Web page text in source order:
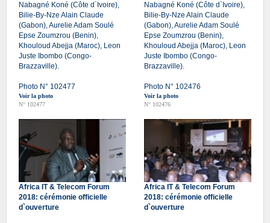
Nabagné Koné (Côte d`Ivoire),
Bilie-By-Nze Alain Claude
(Gabon), Aurelie Adam Soulé
Epse Zoumzrou (Benin),
Khouloud Abejja (Maroc), Leon
Juste Ibombo (Congo-
Brazzaville).
Photo N° 102477
Voir la photo
N° 102477
Nabagné Koné (Côte d`Ivoire),
Bilie-By-Nze Alain Claude
(Gabon), Aurelie Adam Soulé
Epse Zoumzrou (Benin),
Khouloud Abejja (Maroc), Leon
Juste Ibombo (Congo-
Brazzaville).
Photo N° 102476
Voir la photo
N° 102476
Africa IT & Telecom Forum
2018: cérémonie officielle
d`ouverture
Africa IT & Telecom Forum
2018: cérémonie officielle
d`ouverture